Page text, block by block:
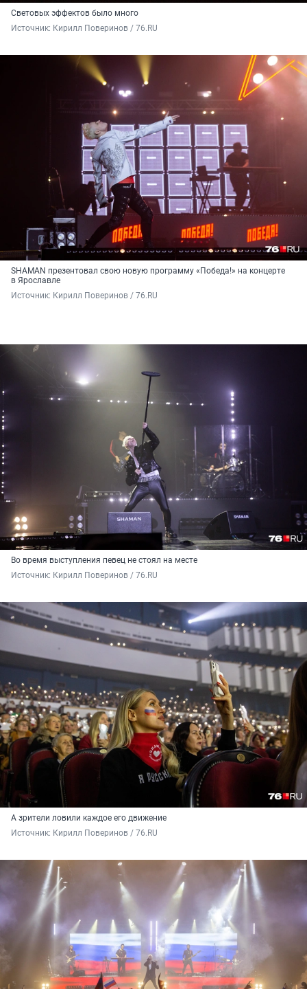
Световых эффектов было много
Источник: Кирилл Поверинов / 76.RU
SHAMAN презентовал свою новую программу «Победа!» на концерте
в Ярославле
Источник: Кирилл Поверинов / 76.RU
Во время выступления певец не стоял на месте
Источник: Кирилл Поверинов / 76.RU
А зрители ловили каждое его движение
Источник: Кирилл Поверинов / 76.RU